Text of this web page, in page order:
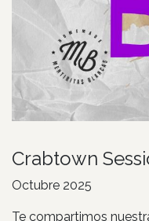
Crabtown
Octubre 2025
Te compartimos